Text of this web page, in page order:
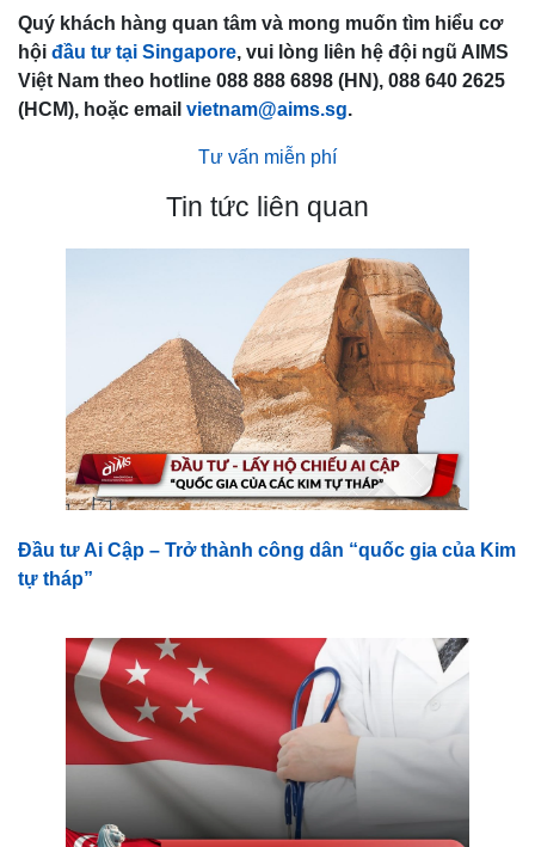
Quý khách hàng quan tâm và mong muốn tìm hiểu cơ
hội đầu tư tại Singapore, vui lòng liên hệ đội ngũ AIMS
Việt Nam theo hotline 088 888 6898 (HN), 088 640 2625
(HCM), hoặc email vietnam@aims.sg.
Tư vấn miễn phí
Tin tức liên quan
Đầu tư Ai Cập – Trở thành công dân “quốc gia của Kim
tự tháp”